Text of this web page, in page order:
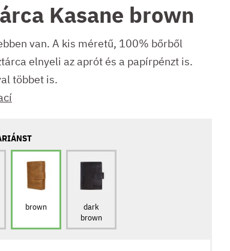
Kasane brown
van. A kis méretű, 100% bőrből
elnyeli az aprót és a papírpénzt is.
többet is.
brown
dark
brown